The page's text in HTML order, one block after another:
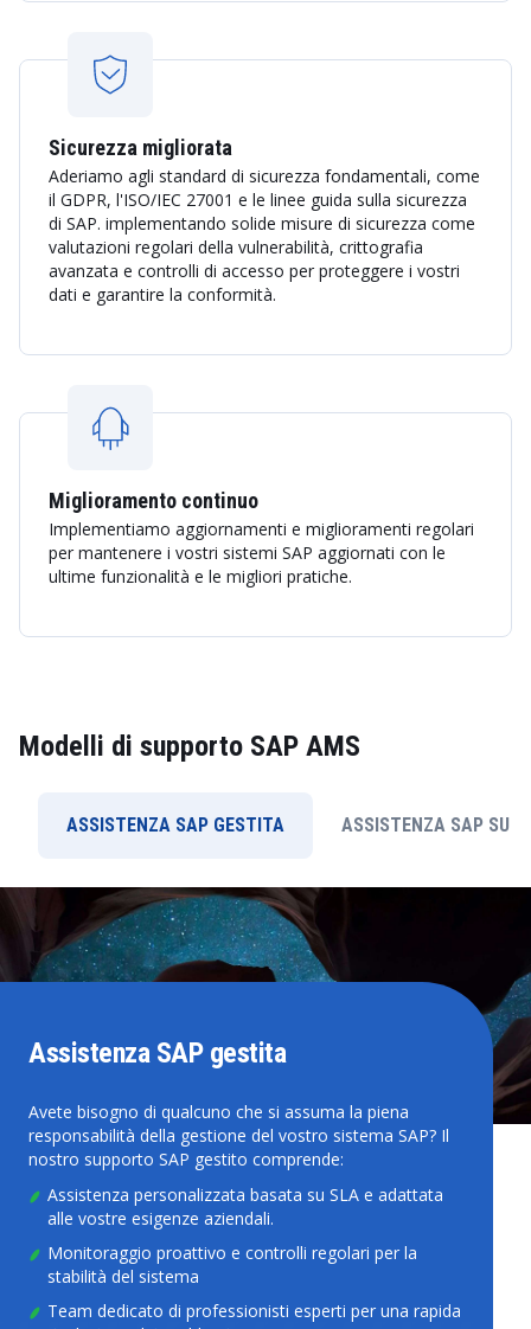
Sicurezza migliorata
Aderiamo agli standard di sicurezza fondamentali, come
il GDPR, l'ISO/IEC 27001 e le linee guida sulla sicurezza
di SAP. implementando solide misure di sicurezza come
valutazioni regolari della vulnerabilità, crittografia
avanzata e controlli di accesso per proteggere i vostri
dati e garantire la conformità.
Miglioramento continuo
Implementiamo aggiornamenti e miglioramenti regolari
per mantenere i vostri sistemi SAP aggiornati con le
ultime funzionalità e le migliori pratiche.
Modelli di supporto SAP AMS
ASSISTENZA SAP GESTITA ASSISTENZA SAP SU
Assistenza SAP gestita
Avete bisogno di qualcuno che si assuma la piena
responsabilità della gestione del vostro sistema SAP? Il
nostro supporto SAP gestito comprende:
Assistenza personalizzata basata su SLA e adattata
alle vostre esigenze aziendali.
Monitoraggio proattivo e controlli regolari per la
stabilità del sistema
Team dedicato di professionisti esperti per una rapida